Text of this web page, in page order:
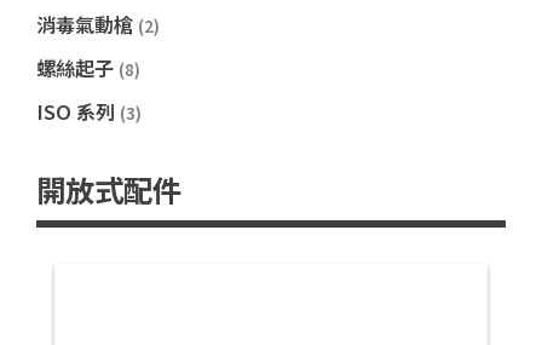
消毒氣動槍 (2)
螺絲起子 (8)
ISO 系列 (3)
開放式配件